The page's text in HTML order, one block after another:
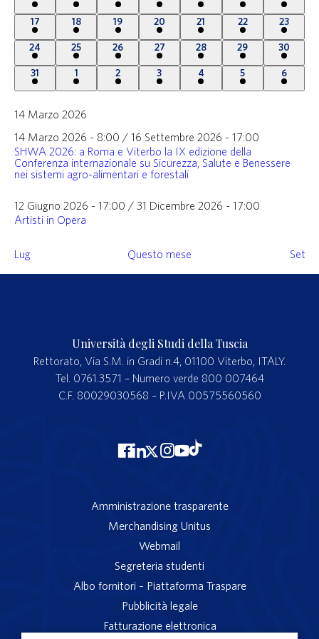
eventi
eventi
eventi
eventi
eventi
eventi
eventi
2
eventi
17
2
eventi
18
2
eventi
19
2
eventi
20
2
eventi
21
2
eventi
22
2
eventi
23
2
eventi
24
2
eventi
25
6
eventi
26
2
eventi
27
2
eventi
28
2
eventi
29
2
eventi
30
2
eventi
31
2
eventi
1
2
eventi
2
2
eventi
3
2
eventi
4
2
eventi
5
2
eventi
6
14 Marzo 2026
14 Marzo 2026 - 8:00 / 16 Settembre 2026 - 17:00
SHWA 2026: a Roma e Viterbo la IX edizione della
Conferenza internazionale su Sicurezza, Salute e Benessere
nei sistemi agro-alimentari e forestali
12 Giugno 2026 - 17:00 / 31 Dicembre 2026 - 17:00
Artisti in Opera
Lug Questo mese Set
Università degli Studi della Tuscia
Rettorato, Via S.M. in Gradi n.4, 01100 Viterbo, ITALY.
Tel. 0761.3571 – Numero verde 800 007464
C.F. 80029030568 – P.IVA 00575560560
Amministrazione trasparente
Merchandising Unitus
Webmail
Segreteria studenti
Albo fornitori – Piattaforma Traspare
Pubblicità legale
Fatturazione elettronica